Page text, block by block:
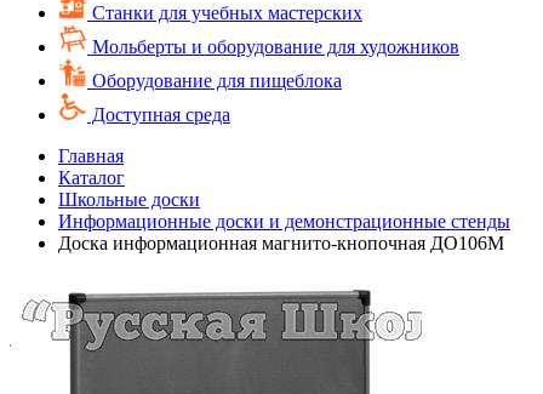
Cтанки для учебных мастерских
Мольберты и оборудование для художников
Оборудование для пищеблока
Доступная среда
Главная
Каталог
Школьные доски
Информационные доски и демонстрационные стенды
Доска информационная магнито-кнопочная ДО106М